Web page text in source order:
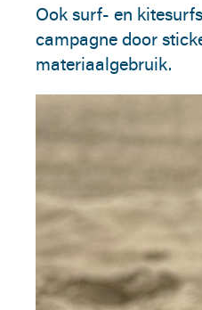
Ook surf- en
campagne door
materiaalgebruik.